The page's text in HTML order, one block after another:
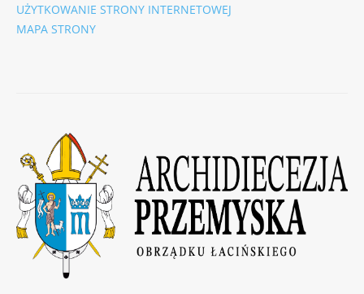
UŻYTKOWANIE STRONY INTERNETOWEJ
MAPA STRONY